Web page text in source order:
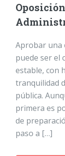
Aprobar una
puede ser el
estable, con
tranquilidad
pública.
primera es
de
paso a […]